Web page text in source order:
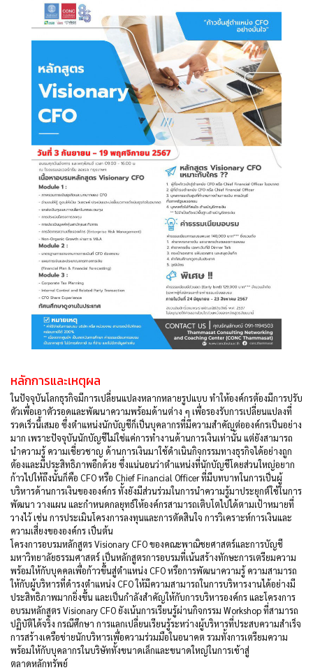
หลักการและเหตุผล
ในปัจจุบันโลกธุรกิจมีการเปลี่ยนแปลงหลากหลายรูปแบบ ทำให้องค์กรต้องมีการปรับ
ตัวเพื่อเอาตัวรอดและพัฒนาความพร้อมด้านต่าง ๆ เพื่อรองรับการเปลี่ยนแปลงที่
รวดเร็วนี้เสมอ ซึ่งตำแหน่งนักบัญชีก็เป็นบุคลากรที่มีความสำคัญต่อองค์กรเป็นอย่าง
มาก เพราะปัจจุบันนักบัญชีไม่ใช่แค่การทำงานด้านการเงินเท่านั้น แต่ยังสามารถ
นำความรู้ ความเชี่ยวชาญ ด้านการเงินมาใช้ดำเนินกิจกรรมทางธุรกิจได้อย่างถูก
ต้องและมีประสิทธิภาพอีกด้วย ซึ่งแน่นอนว่าตำแหน่งที่นักบัญชีโดยส่วนใหญ่อยาก
ก้าวไปให้ถึงนั้นก็คือ CFO หรือ Chief Financial Officer ที่มีบทบาทในการเป็นผู้
บริหารด้านการเงินขององค์กร ทั้งยังมีส่วนร่วมในการนำความรู้มาประยุกต์ใช้ในการ
พัฒนา วางแผน และกำหนดกลยุทธ์ให้องค์กรสามารถเติบโตไปได้ตามเป้าหมายที่
วางไว้ เช่น การประเมินโครงการลงทุนและการตัดสินใจ การวิเคราะห์การเงินและ
ความเสี่ยงขององค์กร เป็นต้น
โครงการอบรมหลักสูตร Visionary CFO ของคณะพาณิชยศาสตร์และการบัญชี
มหาวิทยาลัยธรรมศาสตร์ เป็นหลักสูตรการอบรมที่เน้นสร้างทักษะการเตรียมความ
พร้อมให้กับบุคคลเพื่อก้าวขึ้นสู่ตำแหน่ง CFO หรือการพัฒนาความรู้ ความสามารถ
ให้กับผู้บริหารที่ดำรงตำแหน่ง CFO ให้มีความสามารถในการบริหารงานได้อย่างมี
ประสิทธิภาพมากยิ่งขึ้น และเป็นกำลังสำคัญให้กับการบริหารองค์กร และโครงการ
อบรมหลักสูตร Visionary CFO ยังเน้นการเรียนรู้ผ่านกิจกรรม Workshop ที่สามารถ
ปฏิบัติได้จริง กรณีศึกษา การแลกเปลี่ยนเรียนรู้ระหว่างผู้บริหารที่ประสบความสำเร็จ
การสร้างเครือข่ายนักบริหารเพื่อความร่วมมือในอนาคต รวมทั้งการเตรียมความ
พร้อมให้กับบุคลากรในบริษัททั้งขนาดเล็กและขนาดใหญ่ในการเข้าสู่
ตลาดหลักทรัพย์